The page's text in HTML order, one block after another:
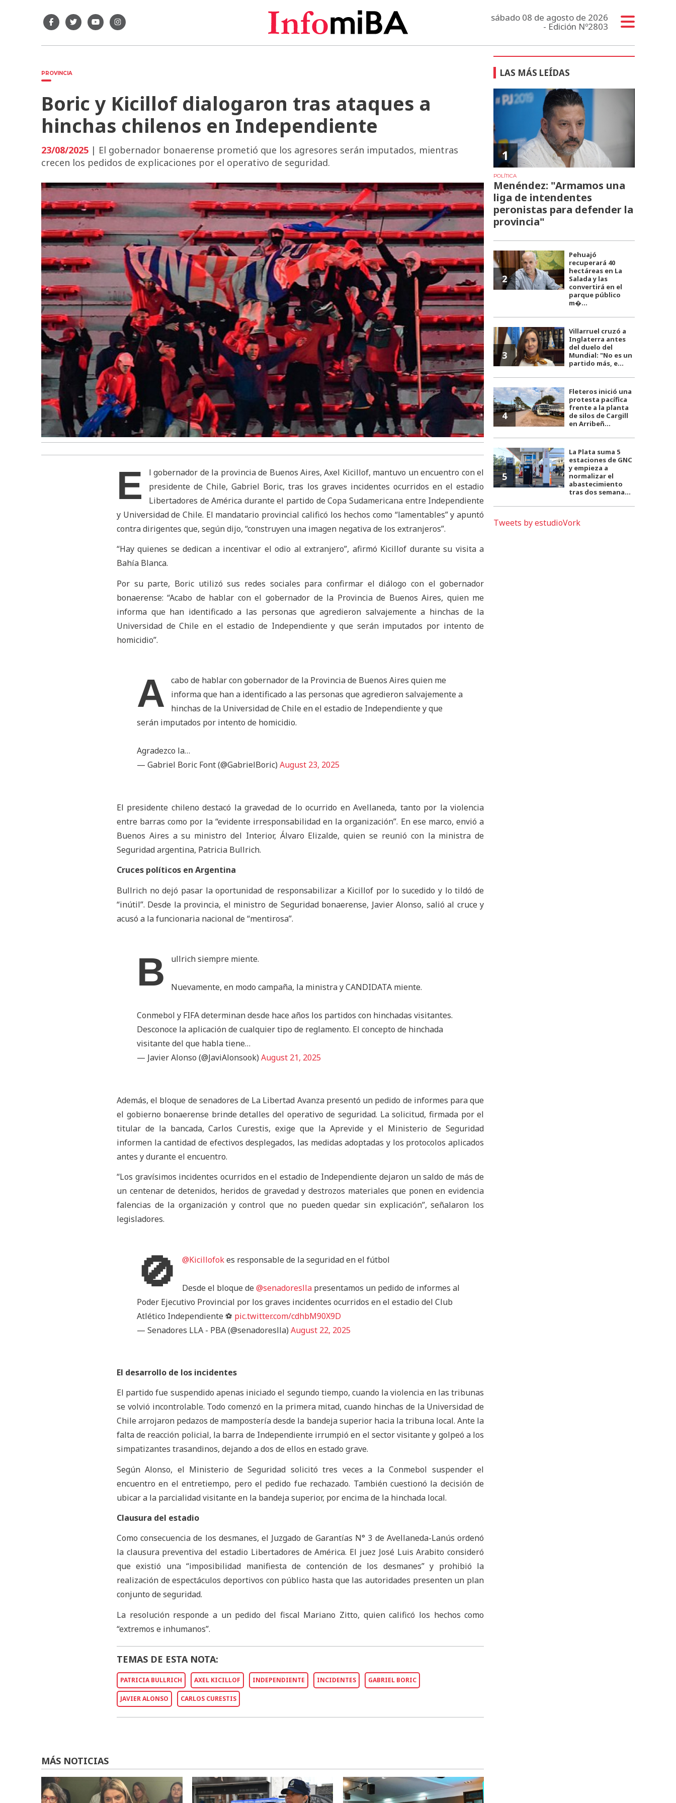
sábado 08 de agosto de 2026
- Edición Nº2803
PROVINCIA
Boric y Kicillof dialogaron tras ataques a
hinchas chilenos en Independiente
23/08/2025 | El gobernador bonaerense prometió que los agresores serán imputados, mientras
crecen los pedidos de explicaciones por el operativo de seguridad.
E
l gobernador de la provincia de Buenos Aires, Axel Kicillof, mantuvo un encuentro con el
presidente de Chile, Gabriel Boric, tras los graves incidentes ocurridos en el estadio
Libertadores de América durante el partido de Copa Sudamericana entre Independiente
y Universidad de Chile. El mandatario provincial calificó los hechos como “lamentables” y apuntó
contra dirigentes que, según dijo, “construyen una imagen negativa de los extranjeros”.
“Hay quienes se dedican a incentivar el odio al extranjero”, afirmó Kicillof durante su visita a
Bahía Blanca.
Por su parte, Boric utilizó sus redes sociales para confirmar el diálogo con el gobernador
bonaerense: “Acabo de hablar con el gobernador de la Provincia de Buenos Aires, quien me
informa que han identificado a las personas que agredieron salvajemente a hinchas de la
Universidad de Chile en el estadio de Independiente y que serán imputados por intento de
homicidio”.
A
cabo de hablar con gobernador de la Provincia de Buenos Aires quien me
informa que han a identificado a las personas que agredieron salvajemente a
hinchas de la Universidad de Chile en el estadio de Independiente y que
serán imputados por intento de homicidio.
Agradezco la…
— Gabriel Boric Font (@GabrielBoric) August 23, 2025
El presidente chileno destacó la gravedad de lo ocurrido en Avellaneda, tanto por la violencia
entre barras como por la “evidente irresponsabilidad en la organización”. En ese marco, envió a
Buenos Aires a su ministro del Interior, Álvaro Elizalde, quien se reunió con la ministra de
Seguridad argentina, Patricia Bullrich.
Cruces políticos en Argentina
Bullrich no dejó pasar la oportunidad de responsabilizar a Kicillof por lo sucedido y lo tildó de
“inútil”. Desde la provincia, el ministro de Seguridad bonaerense, Javier Alonso, salió al cruce y
acusó a la funcionaria nacional de “mentirosa”.
B ullrich siempre miente.
Nuevamente, en modo campaña, la ministra y CANDIDATA miente.
Conmebol y FIFA determinan desde hace años los partidos con hinchadas visitantes.
Desconoce la aplicación de cualquier tipo de reglamento. El concepto de hinchada
visitante del que habla tiene…
— Javier Alonso (@JaviAlonsook) August 21, 2025
Además, el bloque de senadores de La Libertad Avanza presentó un pedido de informes para que
el gobierno bonaerense brinde detalles del operativo de seguridad. La solicitud, firmada por el
titular de la bancada, Carlos Curestis, exige que la Aprevide y el Ministerio de Seguridad
informen la cantidad de efectivos desplegados, las medidas adoptadas y los protocolos aplicados
antes y durante el encuentro.
“Los gravísimos incidentes ocurridos en el estadio de Independiente dejaron un saldo de más de
un centenar de detenidos, heridos de gravedad y destrozos materiales que ponen en evidencia
falencias de la organización y control que no pueden quedar sin explicación”, señalaron los
legisladores.
🚫 @Kicillofokes responsable de la seguridad en el fútbol
Desde el bloque de@senadoresllapresentamos un pedido de informes al
Poder Ejecutivo Provincial por los graves incidentes ocurridos en el estadio del Club
Atlético Independiente ⚽️ pic.twitter.com/cdhbM90X9D
— Senadores LLA - PBA (@senadoreslla) August 22, 2025
El desarrollo de los incidentes
El partido fue suspendido apenas iniciado el segundo tiempo, cuando la violencia en las tribunas
se volvió incontrolable. Todo comenzó en la primera mitad, cuando hinchas de la Universidad de
Chile arrojaron pedazos de mampostería desde la bandeja superior hacia la tribuna local. Ante la
falta de reacción policial, la barra de Independiente irrumpió en el sector visitante y golpeó a los
simpatizantes trasandinos, dejando a dos de ellos en estado grave.
Según Alonso, el Ministerio de Seguridad solicitó tres veces a la Conmebol suspender el
encuentro en el entretiempo, pero el pedido fue rechazado. También cuestionó la decisión de
ubicar a la parcialidad visitante en la bandeja superior, por encima de la hinchada local.
Clausura del estadio
Como consecuencia de los desmanes, el Juzgado de Garantías N° 3 de Avellaneda-Lanús ordenó
la clausura preventiva del estadio Libertadores de América. El juez José Luis Arabito consideró
que existió una “imposibilidad manifiesta de contención de los desmanes” y prohibió la
realización de espectáculos deportivos con público hasta que las autoridades presenten un plan
conjunto de seguridad.
La resolución responde a un pedido del fiscal Mariano Zitto, quien calificó los hechos como
“extremos e inhumanos”.
TEMAS DE ESTA NOTA:
PATRICIA BULLRICH AXEL KICILLOF INDEPENDIENTE INCIDENTES GABRIEL BORIC
JAVIER ALONSO CARLOS CURESTIS
MÁS NOTICIAS
LAS MÁS LEÍDAS
1
POLÍTICA
Menéndez: "Armamos una
liga de intendentes
peronistas para defender la
provincia"
2
Pehuajó
recuperará 40
hectáreas en La
Salada y las
convertirá en el
parque público
m�...
3
Villarruel cruzó a
Inglaterra antes
del duelo del
Mundial: "No es un
partido más, e...
4
Fleteros inició una
protesta pacífica
frente a la planta
de silos de Cargill
en Arribeñ...
5
La Plata suma 5
estaciones de GNC
y empieza a
normalizar el
abastecimiento
tras dos semana...
Tweets by estudioVork